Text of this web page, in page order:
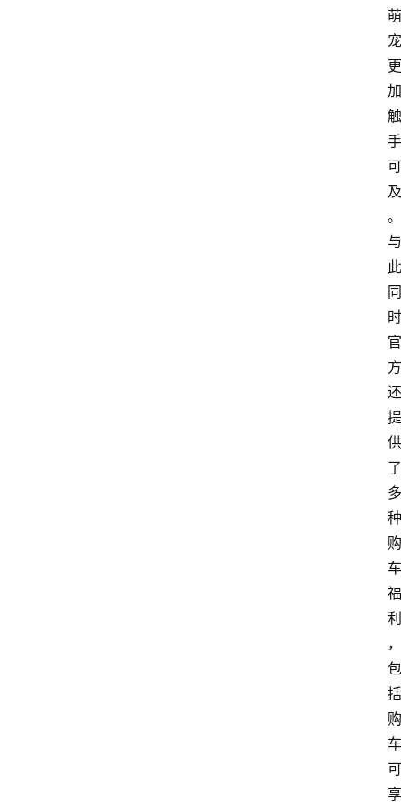
萌
宠
更
加
触
手
可
及
。
与
此
同
时
官
方
还
提
供
了
多
种
购
车
福
利
，
包
括
购
车
可
享